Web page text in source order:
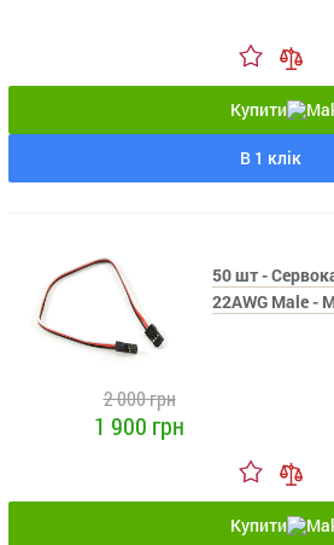
Купити
В 1 клік
50 шт -
22AWG Male -
2 000 грн
1 900 грн
Купити